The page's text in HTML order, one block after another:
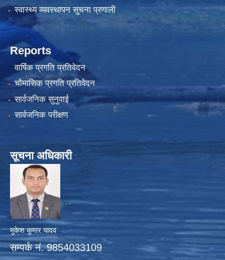
स्वास्थ्य व्यवस्थापन सुचना प्रणाली
Reports
वार्षिक प्रगति प्रतिवेदन
चौमासिक प्रगति प्रतिवेदन
सार्वजनिक सुनुवाई
सार्वजनिक परीक्षण
सूचना अधिकारी
मुकेश कुमार यादव
सम्पर्क नं. 9854033109